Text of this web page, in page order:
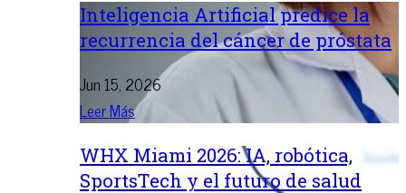
Inteligencia Artificial predice la
recurrencia del cáncer de próstata
Jun 15, 2026
Leer Más
WHX Miami 2026: IA, robótica,
SportsTech y el futuro de salud